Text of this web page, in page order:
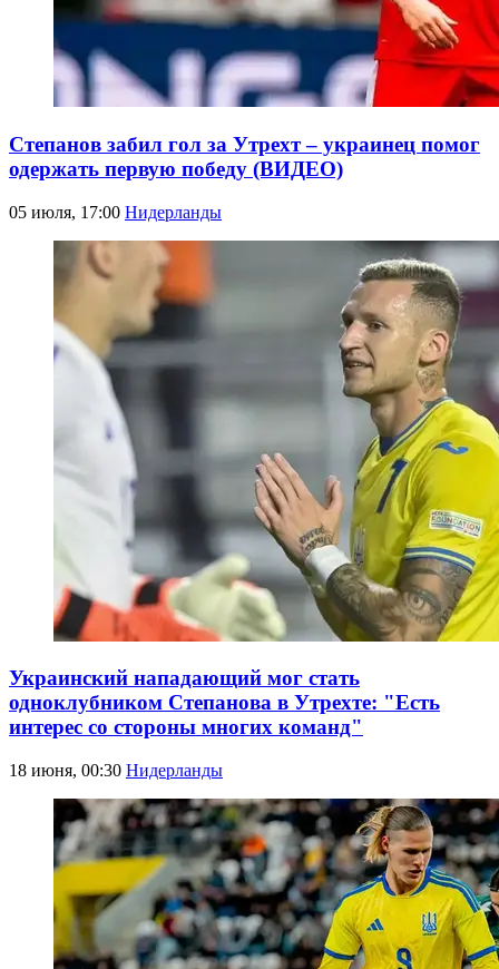
Степанов забил гол за Утрехт – украинец помог
одержать первую победу (ВИДЕО)
05 июля, 17:00 Нидерланды
Украинский нападающий мог стать
одноклубником Степанова в Утрехте: "Есть
интерес со стороны многих команд"
18 июня, 00:30 Нидерланды